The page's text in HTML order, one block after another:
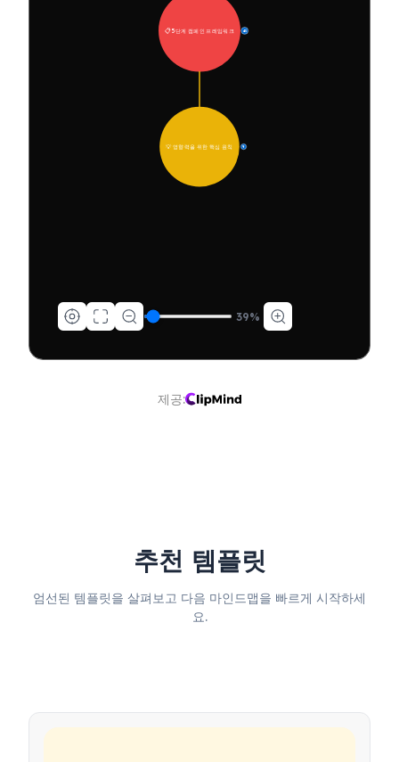
📋 5단계 캠페인 프레임워크 45
💡 영향력을 위한 핵심 원칙 9
39%
제공:
추천 템플릿
엄선된 템플릿을 살펴보고 다음 마인드맵을 빠르게 시작하세
요.